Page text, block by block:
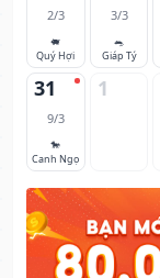
2/3
🐖
Quý Hợi
3/3
🐀
Giáp Tý
31
9/3
🐎
Canh Ngọ
1